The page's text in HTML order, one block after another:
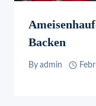
Backen
By admin